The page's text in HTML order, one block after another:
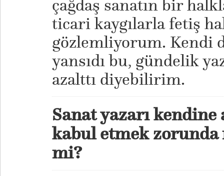
çağdaş sanatın bir
ticari kaygılarla fetiş
gözlemliyorum. Kendi
yansıdı bu, gündelik
azalttı diyebilirim.
Sanat yazarı
kabul etmek zorunda
mi?